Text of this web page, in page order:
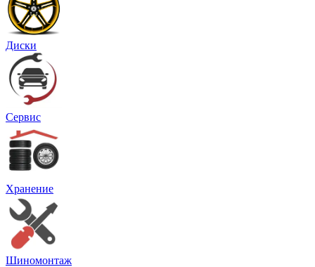
Диски
Сервис
Хранение
Шиномонтаж